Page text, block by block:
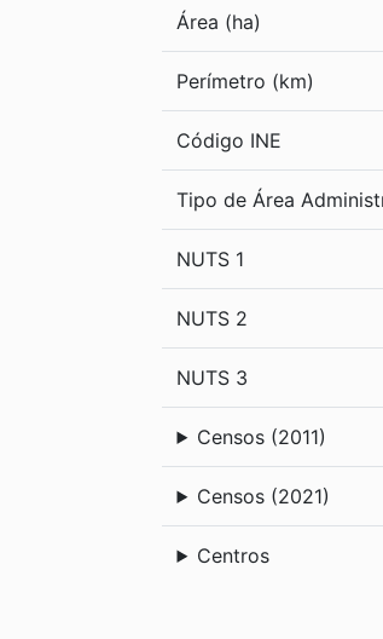
Área (ha)
Perímetro (km)
Código INE
Tipo de Área
NUTS 1
NUTS 2
NUTS 3
Censos (2011)
Censos (2021)
Centros